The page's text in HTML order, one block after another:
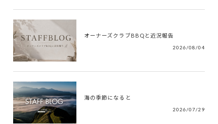
オーナーズクラブBBQと近況報告
2026/08/04
海の季節になると
2026/07/29